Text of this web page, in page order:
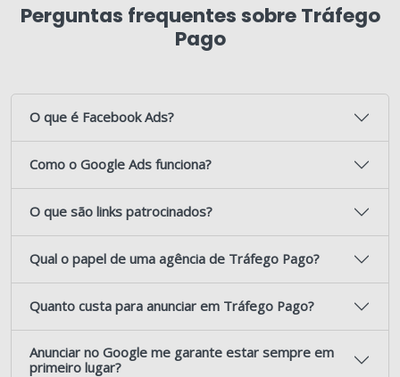
Perguntas frequentes sobre Tráfego
Pago
O que é Facebook Ads?
Como o Google Ads funciona?
O que são links patrocinados?
Qual o papel de uma agência de Tráfego Pago?
Quanto custa para anunciar em Tráfego Pago?
Anunciar no Google me garante estar sempre em
primeiro lugar?